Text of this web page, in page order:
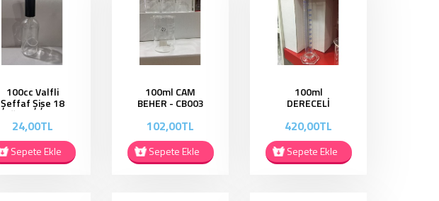
100cc Valfli
Şeffaf Şişe 18
Ağız - OS003
24,00TL
Sepete Ekle
100ml CAM
BEHER - CB003
102,00TL
Sepete Ekle
100ml
DERECELİ
DM001
420,00TL
Sepete Ekle